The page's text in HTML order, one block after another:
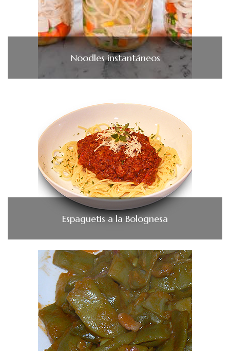
Noodles instantáneos
Espaguetis a la Bolognesa